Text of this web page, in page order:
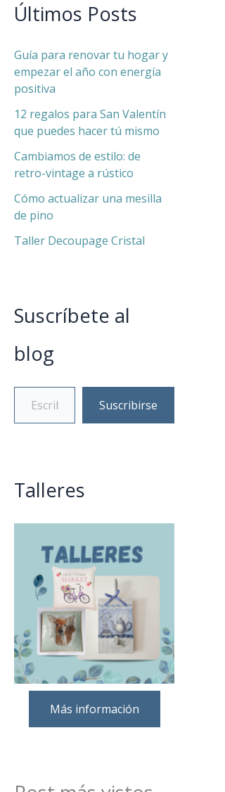
Últimos Posts
Guía para renovar tu hogar y
empezar el año con energía
positiva
12 regalos para San Valentín
que puedes hacer tú mismo
Cambiamos de estilo: de
retro-vintage a rústico
Cómo actualizar una mesilla
de pino
Taller Decoupage Cristal
Suscríbete al
blog
Suscribirse
Talleres
Más información